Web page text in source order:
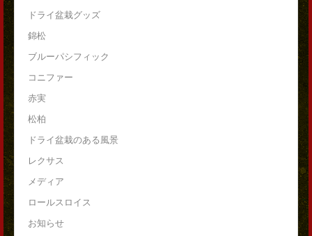
ドライ盆栽グッズ
錦松
ブルーパシフィック
コニファー
赤実
松柏
ドライ盆栽のある風景
レクサス
メディア
ロールスロイス
お知らせ